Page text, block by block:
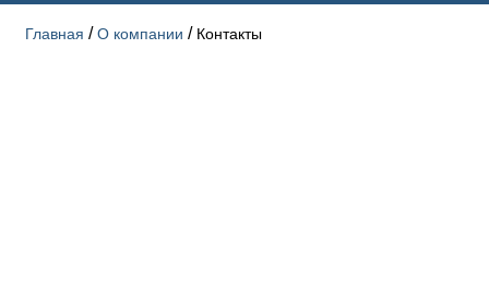
Главная /О компании / Контакты